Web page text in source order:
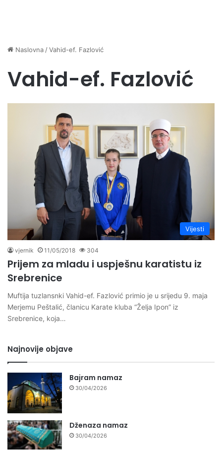
Naslovna /Vahid-ef. Fazlović
Vahid-ef. Fazlović
Vijesti
vjernik 11/05/2018 304
Prijem za mladu i uspješnu karatistu iz
Srebrenice
Muftija tuzlansnki Vahid-ef. Fazlović primio je u srijedu 9. maja
Merjemu Peštalić, članicu Karate kluba “Želja Ipon” iz
Srebrenice, koja…
Najnovije objave
Bajram namaz
30/04/2026
Dženaza namaz
30/04/2026